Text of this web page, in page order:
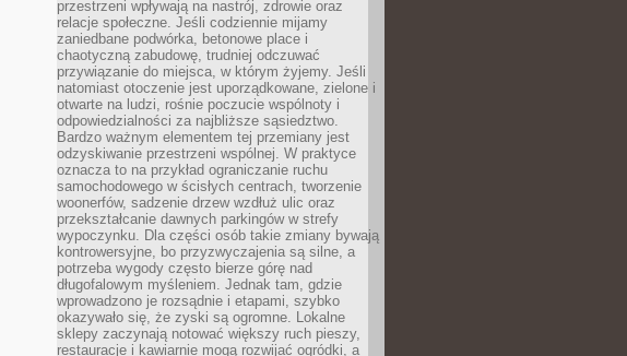
przestrzeni wpływają na nastrój, zdrowie oraz
relacje społeczne. Jeśli codziennie mijamy
zaniedbane podwórka, betonowe place i
chaotyczną zabudowę, trudniej odczuwać
przywiązanie do miejsca, w którym żyjemy. Jeśli
natomiast otoczenie jest uporządkowane, zielone i
otwarte na ludzi, rośnie poczucie wspólnoty i
odpowiedzialności za najbliższe sąsiedztwo.
Bardzo ważnym elementem tej przemiany jest
odzyskiwanie przestrzeni wspólnej. W praktyce
oznacza to na przykład ograniczanie ruchu
samochodowego w ścisłych centrach, tworzenie
woonerfów, sadzenie drzew wzdłuż ulic oraz
przekształcanie dawnych parkingów w strefy
wypoczynku. Dla części osób takie zmiany bywają
kontrowersyjne, bo przyzwyczajenia są silne, a
potrzeba wygody często bierze górę nad
długofalowym myśleniem. Jednak tam, gdzie
wprowadzono je rozsądnie i etapami, szybko
okazywało się, że zyski są ogromne. Lokalne
sklepy zaczynają notować większy ruch pieszy,
restauracje i kawiarnie mogą rozwijać ogródki, a